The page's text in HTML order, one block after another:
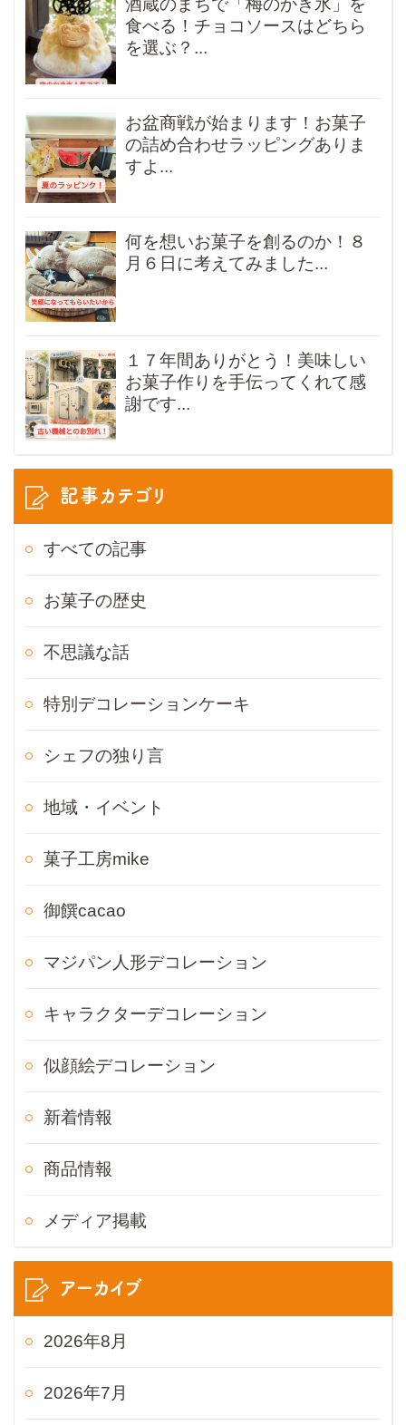
酒蔵のまちで「梅のかき氷」を
食べる！チョコソースはどちら
を選ぶ？...
お盆商戦が始まります！お菓子
の詰め合わせラッピングありま
すよ...
何を想いお菓子を創るのか！８
月６日に考えてみました...
１７年間ありがとう！美味しい
お菓子作りを手伝ってくれて感
謝です...
記事カテゴリ
すべての記事
お菓子の歴史
不思議な話
特別デコレーションケーキ
シェフの独り言
地域・イベント
菓子工房mike
御饌cacao
マジパン人形デコレーション
キャラクターデコレーション
似顔絵デコレーション
新着情報
商品情報
メディア掲載
アーカイブ
2026年8月
2026年7月